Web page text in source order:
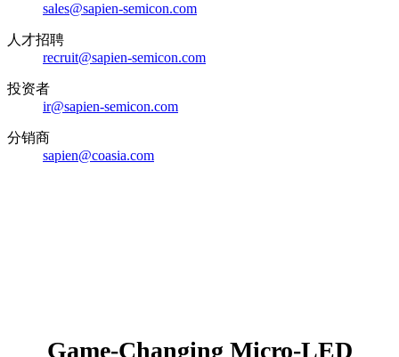
sales@sapien-semicon.com
人才招聘
recruit@sapien-semicon.com
投资者
ir@sapien-semicon.com
分销商
sapien@coasia.com
Game-Changing Micro-LED